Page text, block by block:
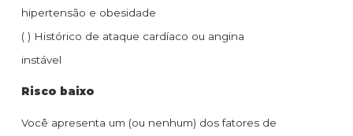
hipertensão e obesidade
( ) Histórico de ataque cardíaco ou angina
instável
Risco baixo
Você apresenta um (ou nenhum) dos fatores de